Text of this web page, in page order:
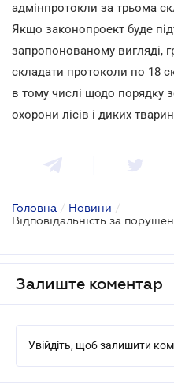
адмінпротокли за трьома
Якщо законопроект буде
запропонованому вигляді,
складати протоколи по 18
в тому числі щодо порядку
охорони лісів і диких
Головна / Новини /
Залиште коментар
Увійдіть, щоб залишити